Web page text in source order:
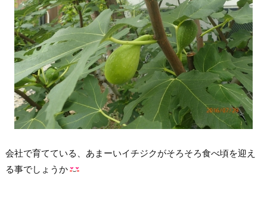
会社で育てている、あまーいイチジクがそろそろ食べ頃を迎え
る事でしょうか